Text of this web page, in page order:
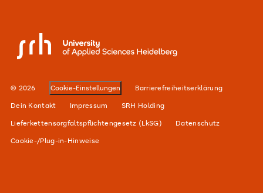
Unsere Standorte
Für Unternehmen
SRH University
© 2026 Cookie-Einstellungen
Barrierefreiheitserklärung
Dein Kontakt
Impressum
SRH Holding
Lieferkettensorgfaltspflichtengesetz (LkSG)
Datenschutz
Cookie-/Plug-in-Hinweise